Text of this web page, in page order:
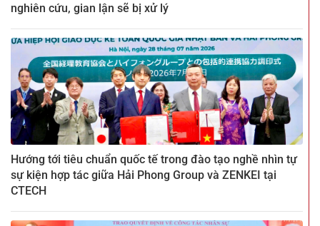
nghiên cứu, gian lận sẽ bị xử lý
Hướng tới tiêu chuẩn quốc tế trong đào tạo nghề nhìn tự
sự kiện hợp tác giữa Hải Phong Group và ZENKEI tại
CTECH